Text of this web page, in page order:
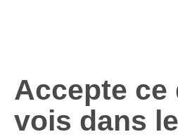
Accepte ce
vois dans